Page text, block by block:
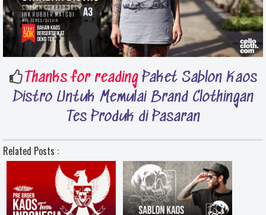
Thanks for reading Paket Sablon Kaos
Distro Untuk Memulai Brand Clothingan
Tes Produk di Pasaran
Related Posts :